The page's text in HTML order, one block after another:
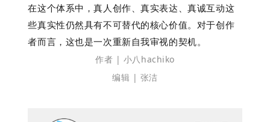
在这个体系中，真人创作、真实表达、真诚互动这
些真实性仍然具有不可替代的核心价值。 对于创作
者而言，这也是一次重新自我审视的契机。
作者 | 小八hachiko
编辑 | 张洁